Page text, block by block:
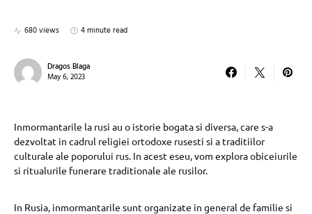
680 views 4 minute read
Dragos Blaga
May 6, 2023
Inmormantarile la rusi au o istorie bogata si diversa, care s-a
dezvoltat in cadrul religiei ortodoxe rusesti si a traditiilor
culturale ale poporului rus. In acest eseu, vom explora obiceiurile
si ritualurile funerare traditionale ale rusilor.
In Rusia, inmormantarile sunt organizate in general de familie si